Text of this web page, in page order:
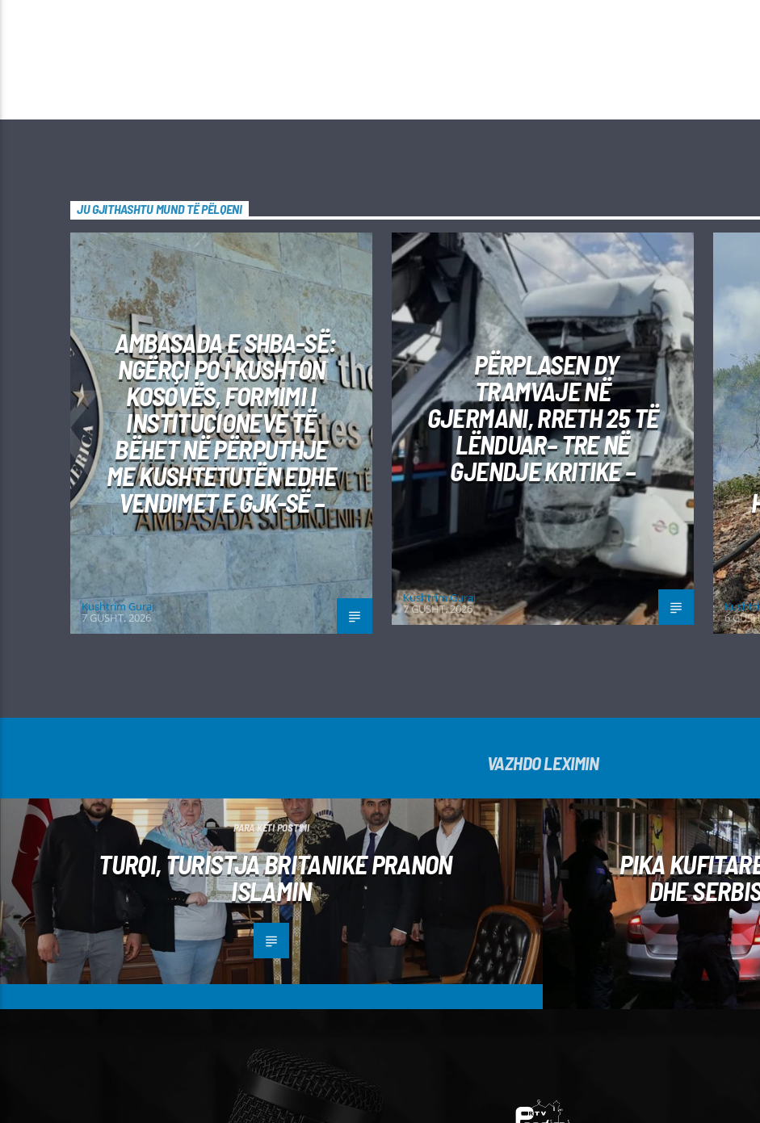
JU GJITHASHTU MUND TË PËLQENI
AMBASADA E SHBA-SË:
NGËRÇI PO I KUSHTON
KOSOVËS, FORMIMI I
INSTITUCIONEVE TË
BËHET NË PËRPUTHJE
ME KUSHTETUTËN EDHE
VENDIMET E GJK-SË –
Kushtrim Guraj
7 GUSHT, 2026
PËRPLASEN DY
TRAMVAJE NË
GJERMANI, RRETH 25 TË
LËNDUAR– TRE NË
GJENDJE KRITIKE –
Kushtrim Guraj
7 GUSHT, 2026
6
VAZHDO LEXIMIN
PARA KËTI POSTIMI
TURQI, TURISTJA BRITANIKE PRANON
ISLAMIN
PIKA
DHE